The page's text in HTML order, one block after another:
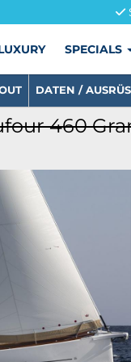
SPECIALS
DATEN /
460